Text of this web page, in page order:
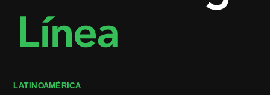
LATINOAMÉRICA